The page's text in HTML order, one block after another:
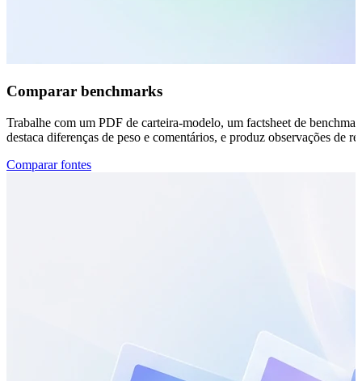
Comparar benchmarks
Trabalhe com um PDF de carteira-modelo, um factsheet de
destaca diferenças de peso e comentários, e produz observações de
Comparar fontes